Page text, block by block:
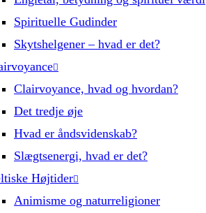
Spirituelle Gudinder
Skytshelgener – hvad er det?
Clairvoyance, hvad og hvordan?
Det tredje øje
Hvad er åndsvidenskab?
Slægtsenergi, hvad er det?
Højtider
Animisme og naturreligioner